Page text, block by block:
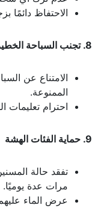
الاحتفاظ دائمًا
8. تجنب السباحة الخطيرة
الامتناع عن
الممنوعة.
احترام
9. حماية الفئات الهشة
تفقد حالة
مرات عدة يوميًا.
عرض الماء